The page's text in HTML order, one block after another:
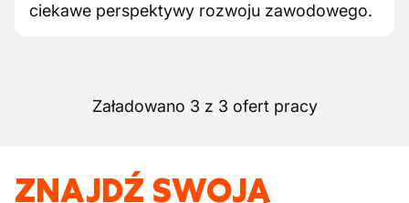
ciekawe perspektywy rozwoju zawodowego.
Załadowano 3 z 3 ofert pracy
ZNAJDŹ SWOJĄ